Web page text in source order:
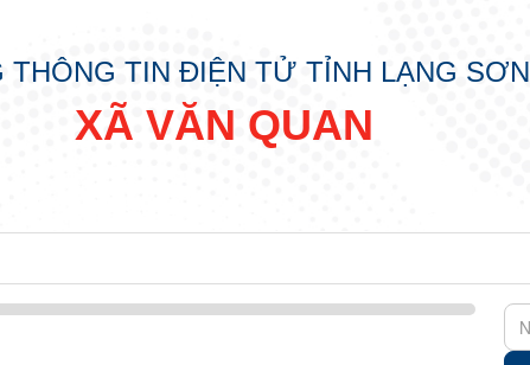
THÔNG TIN ĐIỆN TỬ TỈNH LẠNG SƠN
XÃ VĂN QUAN